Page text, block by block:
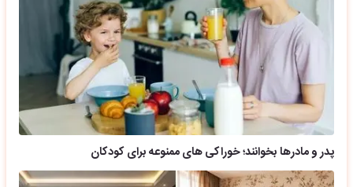
پدر و مادرها بخوانند؛ خوراکی های ممنوعه برای کودکان